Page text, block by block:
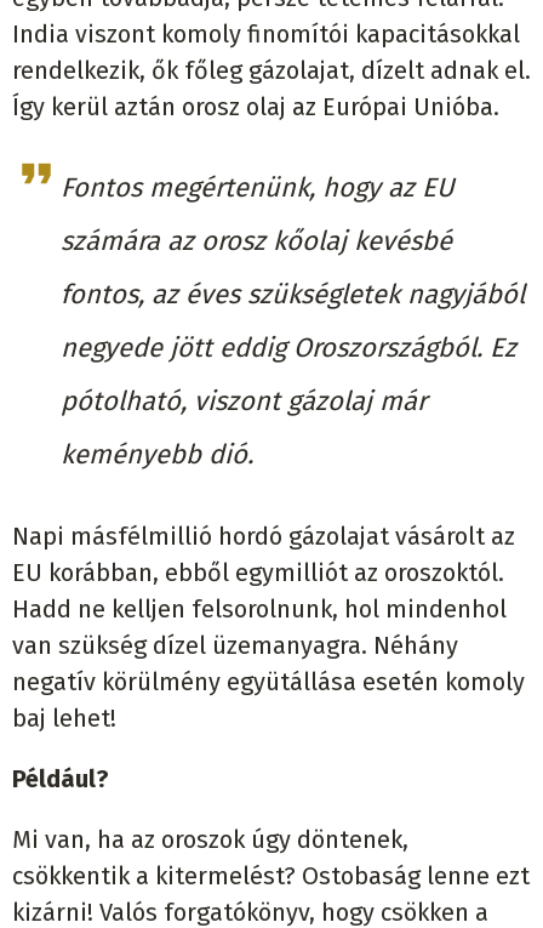
India viszont komoly finomítói kapacitásokkal
rendelkezik, ők főleg gázolajat, dízelt adnak el.
Így kerül aztán orosz olaj az Európai Unióba.
Fontos megértenünk, hogy az EU
számára az orosz kőolaj kevésbé
fontos, az éves szükségletek nagyjából
negyede jött eddig Oroszországból. Ez
pótolható, viszont gázolaj már
keményebb dió.
Napi másfélmillió hordó gázolajat vásárolt az
EU korábban, ebből egymilliót az oroszoktól.
Hadd ne kelljen felsorolnunk, hol mindenhol
van szükség dízel üzemanyagra. Néhány
negatív körülmény együtállása esetén komoly
baj lehet!
Például?
Mi van, ha az oroszok úgy döntenek,
csökkentik a kitermelést? Ostobaság lenne ezt
kizárni! Valós forgatókönyv, hogy csökken a